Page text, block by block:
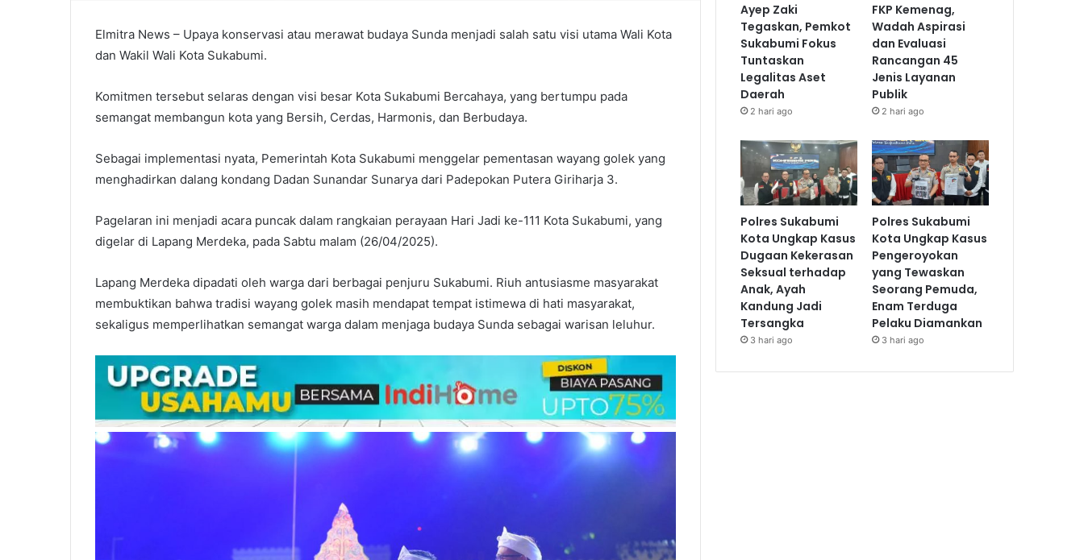
Elmitra News – Upaya konservasi atau merawat budaya Sunda menjadi salah satu visi utama Wali Kota
dan Wakil Wali Kota Sukabumi.
Komitmen tersebut selaras dengan visi besar Kota Sukabumi Bercahaya, yang bertumpu pada
semangat membangun kota yang Bersih, Cerdas, Harmonis, dan Berbudaya.
Sebagai implementasi nyata, Pemerintah Kota Sukabumi menggelar pementasan wayang golek yang
menghadirkan dalang kondang Dadan Sunandar Sunarya dari Padepokan Putera Giriharja 3.
Pagelaran ini menjadi acara puncak dalam rangkaian perayaan Hari Jadi ke-111 Kota Sukabumi, yang
digelar di Lapang Merdeka, pada Sabtu malam (26/04/2025).
Lapang Merdeka dipadati oleh warga dari berbagai penjuru Sukabumi. Riuh antusiasme masyarakat
membuktikan bahwa tradisi wayang golek masih mendapat tempat istimewa di hati masyarakat,
sekaligus memperlihatkan semangat warga dalam menjaga budaya Sunda sebagai warisan leluhur.
Ayep Zaki
Tegaskan, Pemkot
Sukabumi Fokus
Tuntaskan
Legalitas Aset
Daerah
2 hari ago
FKP Kemenag,
Wadah Aspirasi
dan Evaluasi
Rancangan 45
Jenis Layanan
Publik
2 hari ago
Polres Sukabumi
Kota Ungkap Kasus
Dugaan Kekerasan
Seksual terhadap
Anak, Ayah
Kandung Jadi
Tersangka
3 hari ago
Polres Sukabumi
Kota Ungkap Kasus
Pengeroyokan
yang Tewaskan
Seorang Pemuda,
Enam Terduga
Pelaku Diamankan
3 hari ago